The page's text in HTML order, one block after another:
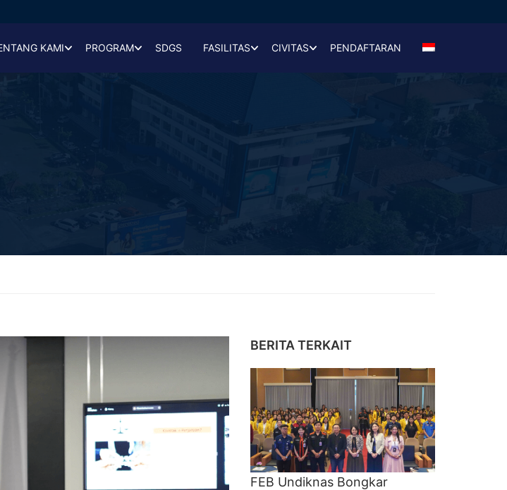
KAMI PROGRAM SDGS FASILITAS CIVITAS PENDAFTARAN
BERITA TERKAIT
FEB Undiknas Bongkar